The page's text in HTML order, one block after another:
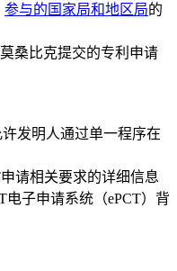
参与的国家局和地区局的
桑比克提交的专利申请
许发明人通过单一程序在
请相关要求的详细信息
电子申请系统（ePCT）背